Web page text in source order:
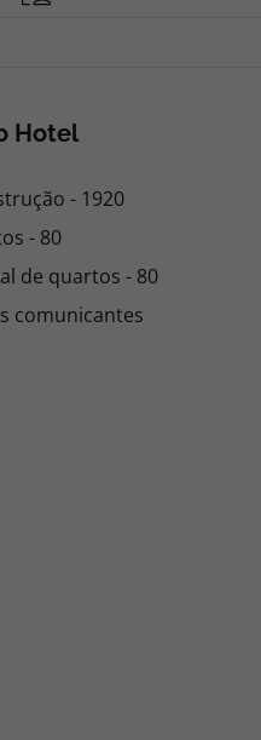
Hotel
- 1920
- 80
de quartos - 80
comunicantes